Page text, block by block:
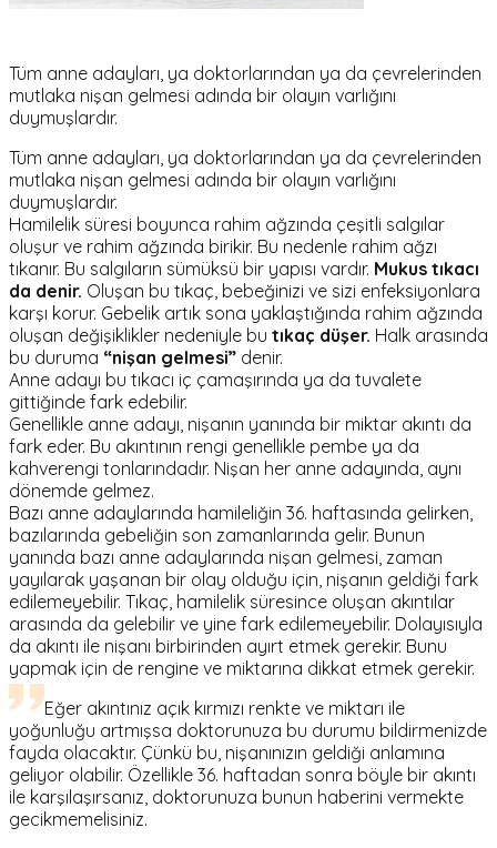
Tüm anne adayları, ya doktorlarından ya da çevrelerinden
mutlaka nişan gelmesi adında bir olayın varlığını
duymuşlardır.
Tüm anne adayları, ya doktorlarından ya da çevrelerinden
mutlaka nişan gelmesi adında bir olayın varlığını
duymuşlardır.
Hamilelik süresi boyunca rahim ağzında çeşitli salgılar
oluşur ve rahim ağzında birikir. Bu nedenle rahim ağzı
tıkanır. Bu salgıların sümüksü bir yapısı vardır. Mukus tıkacı
da denir. Oluşan bu tıkaç, bebeğinizi ve sizi enfeksiyonlara
karşı korur. Gebelik artık sona yaklaştığında rahim ağzında
oluşan değişiklikler nedeniyle bu tıkaç düşer. Halk arasında
bu duruma “nişan gelmesi” denir.
Anne adayı bu tıkacı iç çamaşırında ya da tuvalete
gittiğinde fark edebilir.
Genellikle anne adayı, nişanın yanında bir miktar akıntı da
fark eder. Bu akıntının rengi genellikle pembe ya da
kahverengi tonlarındadır. Nişan her anne adayında, aynı
dönemde gelmez.
Bazı anne adaylarında hamileliğin 36. haftasında gelirken,
bazılarında gebeliğin son zamanlarında gelir. Bunun
yanında bazı anne adaylarında nişan gelmesi, zaman
yayılarak yaşanan bir olay olduğu için, nişanın geldiği fark
edilemeyebilir. Tıkaç, hamilelik süresince oluşan akıntılar
arasında da gelebilir ve yine fark edilemeyebilir. Dolayısıyla
da akıntı ile nişanı birbirinden ayırt etmek gerekir. Bunu
yapmak için de rengine ve miktarına dikkat etmek gerekir.
Eğer akıntınız açık kırmızı renkte ve miktarı ile
yoğunluğu artmışsa doktorunuza bu durumu bildirmenizde
fayda olacaktır. Çünkü bu, nişanınızın geldiği anlamına
geliyor olabilir. Özellikle 36. haftadan sonra böyle bir akıntı
ile karşılaşırsanız, doktorunuza bunun haberini vermekte
gecikmemelisiniz.